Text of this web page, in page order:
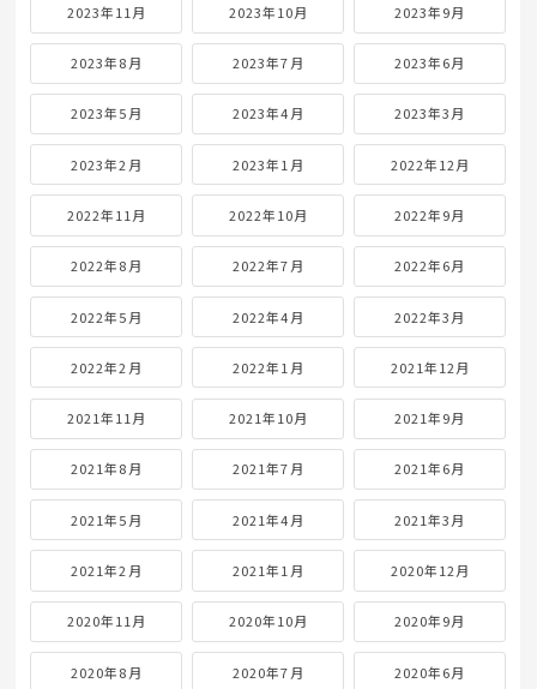
2023年11月 2023年10月 2023年9月
2023年8月 2023年7月 2023年6月
2023年5月 2023年4月 2023年3月
2023年2月 2023年1月 2022年12月
2022年11月 2022年10月 2022年9月
2022年8月 2022年7月 2022年6月
2022年5月 2022年4月 2022年3月
2022年2月 2022年1月 2021年12月
2021年11月 2021年10月 2021年9月
2021年8月 2021年7月 2021年6月
2021年5月 2021年4月 2021年3月
2021年2月 2021年1月 2020年12月
2020年11月 2020年10月 2020年9月
2020年8月 2020年7月 2020年6月